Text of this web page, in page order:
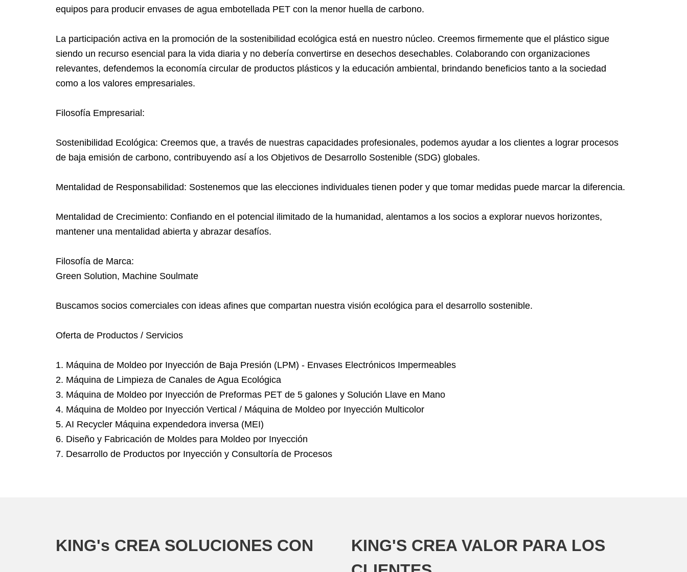
equipos para producir envases de agua embotellada PET con la menor huella de carbono.
La participación activa en la promoción de la sostenibilidad ecológica está en nuestro núcleo. Creemos firmemente que el plástico sigue
siendo un recurso esencial para la vida diaria y no debería convertirse en desechos desechables. Colaborando con organizaciones
relevantes, defendemos la economía circular de productos plásticos y la educación ambiental, brindando beneficios tanto a la sociedad
como a los valores empresariales.
Filosofía Empresarial:
Sostenibilidad Ecológica: Creemos que, a través de nuestras capacidades profesionales, podemos ayudar a los clientes a lograr procesos
de baja emisión de carbono, contribuyendo así a los Objetivos de Desarrollo Sostenible (SDG) globales.
Mentalidad de Responsabilidad: Sostenemos que las elecciones individuales tienen poder y que tomar medidas puede marcar la diferencia.
Mentalidad de Crecimiento: Confiando en el potencial ilimitado de la humanidad, alentamos a los socios a explorar nuevos horizontes,
mantener una mentalidad abierta y abrazar desafíos.
Filosofía de Marca:
Green Solution, Machine Soulmate
Buscamos socios comerciales con ideas afines que compartan nuestra visión ecológica para el desarrollo sostenible.
Oferta de Productos / Servicios
1. Máquina de Moldeo por Inyección de Baja Presión (LPM) - Envases Electrónicos Impermeables
2. Máquina de Limpieza de Canales de Agua Ecológica
3. Máquina de Moldeo por Inyección de Preformas PET de 5 galones y Solución Llave en Mano
4. Máquina de Moldeo por Inyección Vertical / Máquina de Moldeo por Inyección Multicolor
5. AI Recycler Máquina expendedora inversa (MEI)
6. Diseño y Fabricación de Moldes para Moldeo por Inyección
7. Desarrollo de Productos por Inyección y Consultoría de Procesos
KING's CREA SOLUCIONES CON
KING'S CREA VALOR PARA LOS